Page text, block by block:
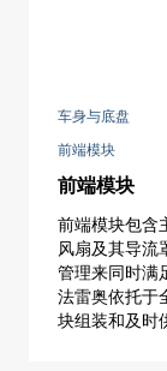
车身与底盘
前端模块
前端模块
前端模块包含
风扇及其导流
管理来同时满
统）的 要求
要设计满足碰
法雷奥依托于
块组装和及时